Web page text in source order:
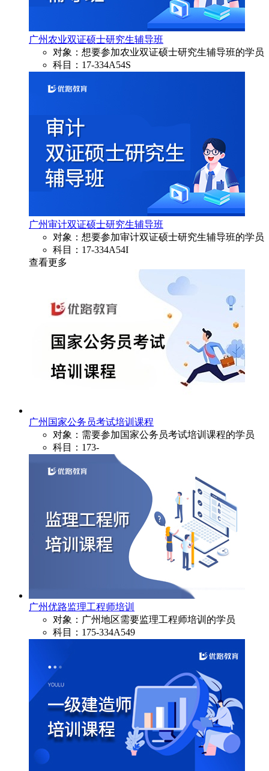
广州农业双证硕士研究生辅导班
对象：想要参加农业双证硕士研究生辅导班的学员
科目：17-334A54S
广州审计双证硕士研究生辅导班
对象：想要参加审计双证硕士研究生辅导班的学员
科目：17-334A54I
查看更多
广州国家公务员考试培训课程
对象：需要参加国家公务员考试培训课程的学员
科目：173-
广州优路监理工程师培训
对象：广州地区需要监理工程师培训的学员
科目：175-334A549